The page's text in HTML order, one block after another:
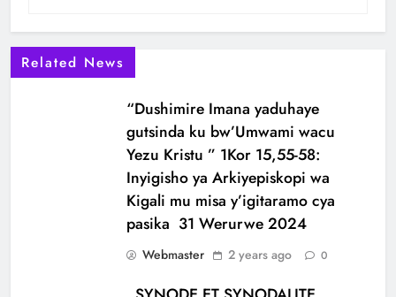
Related News
“Dushimire Imana yaduhaye
gutsinda ku bw’Umwami wacu
Yezu Kristu ” 1Kor 15,55-58:
Inyigisho ya Arkiyepiskopi wa
Kigali mu misa y’igitaramo cya
pasika 31 Werurwe 2024
Webmaster 2 years ago 0